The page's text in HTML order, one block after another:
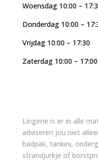
Woensdag 10:00 –
Donderdag 10:00 –
Vrijdag 10:00 – 17:30
Zaterdag 10:00 – 17:00
Lingerie is er in alle
adviseren jou niet
badpak, tankini,
strandjurkje of